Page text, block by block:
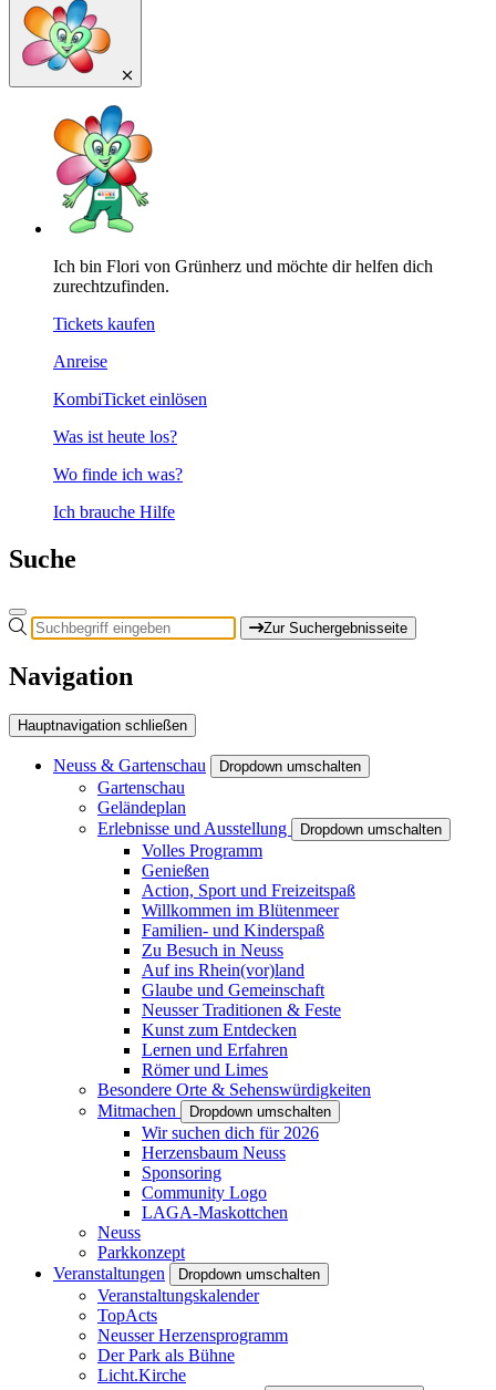
Ich bin Flori von Grünherz und möchte dir helfen dich
zurechtzufinden.
Tickets kaufen
Anreise
KombiTicket einlösen
Was ist heute los?
Wo finde ich was?
Ich brauche Hilfe
Suche
Zur Suchergebnisseite
Navigation
Hauptnavigation schließen
Neuss & Gartenschau Dropdown umschalten
Gartenschau
Geländeplan
Erlebnisse und Ausstellung
Dropdown umschalten
Volles Programm
Genießen
Action, Sport und Freizeitspaß
Willkommen im Blütenmeer
Familien- und Kinderspaß
Zu Besuch in Neuss
Auf ins Rhein(vor)land
Glaube und Gemeinschaft
Neusser Traditionen & Feste
Kunst zum Entdecken
Lernen und Erfahren
Römer und Limes
Besondere Orte & Sehenswürdigkeiten
Mitmachen
Dropdown umschalten
Wir suchen dich für 2026
Herzensbaum Neuss
Sponsoring
Community Logo
LAGA-Maskottchen
Neuss
Parkkonzept
Veranstaltungen
Dropdown umschalten
Veranstaltungskalender
TopActs
Neusser Herzensprogramm
Der Park als Bühne
Licht.Kirche